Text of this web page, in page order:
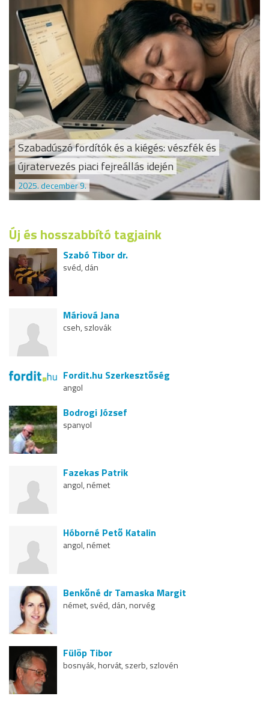
Szabadúszó fordítók és a kiégés: vészfék és
újratervezés piaci fejreállás idején
2025. december 9.
Új és hosszabbító tagjaink
Szabó Tibor dr.
svéd, dán
Máriová Jana
cseh, szlovák
Fordit.hu Szerkesztőség
angol
Bodrogi József
spanyol
Fazekas Patrik
angol, német
Hóborné Pető Katalin
angol, német
Benkőné dr Tamaska Margit
német, svéd, dán, norvég
Fülöp Tibor
bosnyák, horvát, szerb, szlovén